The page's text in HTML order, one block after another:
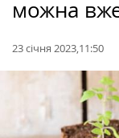
можна
23 січня 2023,11:50